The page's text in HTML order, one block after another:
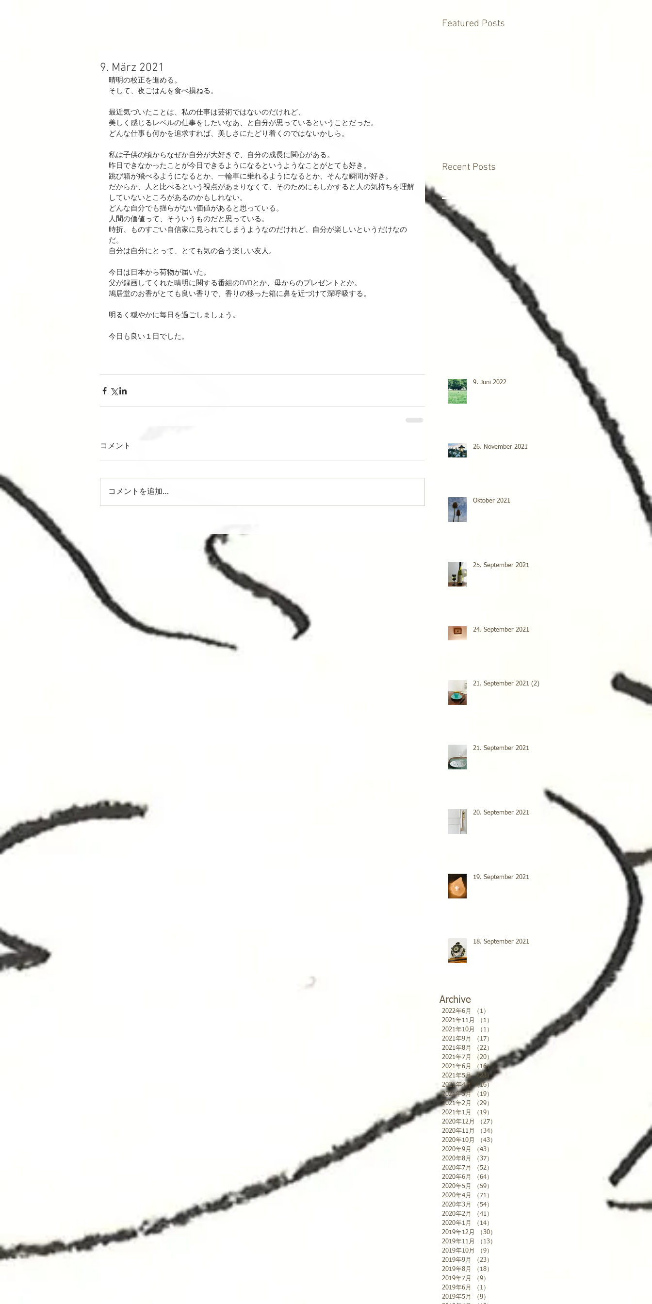
Featured Posts
9. März 2021
晴明の校正を進める。
そして、夜ごはんを食べ損ねる。
最近気づいたことは、私の仕事は芸術ではないのだけれど、
美しく感じるレベルの仕事をしたいなあ、と自分が思っているということだった。
どんな仕事も何かを追求すれば、美しさにたどり着くのではないかしら。
私は子供の頃からなぜか自分が大好きで、自分の成長に関心がある。
昨日できなかったことが今日できるようになるというようなことがとても好き。
跳び箱が飛べるようになるとか、一輪車に乗れるようになるとか、そんな瞬間が好き。
だからか、人と比べるという視点があまりなくて、そのためにもしかすると人の気持ちを理解
していないところがあるのかもしれない。
どんな自分でも揺らがない価値があると思っている。
人間の価値って、そういうものだと思っている。
時折、ものすごい自信家に見られてしまうようなのだけれど、自分が楽しいというだけなの
だ。
自分は自分にとって、とても気の合う楽しい友人。
今日は日本から荷物が届いた。
父が録画してくれた晴明に関する番組のDVDとか、母からのプレゼントとか。
鳩居堂のお香がとても良い香りで、香りの移った箱に鼻を近づけて深呼吸する。
明るく穏やかに毎日を過ごしましょう。
今日も良い１日でした。
コメント
コメントを追加…
Recent Posts
9. Juni 2022
26. November 2021
Oktober 2021
25. September 2021
24. September 2021
21. September 2021 (2)
21. September 2021
20. September 2021
19. September 2021
18. September 2021
Archive
2022年6月 （1）
2021年11月
（1）
2021年10月
（1）
2021年9月
（17）
2021年8月
（22）
22件の記事
2021年7月
（20）
20件の記事
2021年6月
（16） 16件の記事
2021年5月 （23）23件の記事
2021年4月
（16）
2021年3月
（19）
2021年2月
（29）
2021年1月
（19）
2020年12月
（27）
2020年11月
（34）
2020年10月
（43）
2020年9月
（43）
2020年8月
（37）
2020年7月
（52）
2020年6月
（64）
2020年5月
（59）
2020年4月
（71）
2020年3月
（54）
2020年2月
（41）
2020年1月
（14）
2019年12月
（30）
2019年11月
（13）
2019年10月
（9）
2019年9月
（23）
2019年8月
（18）
2019年7月
（9）
2019年6月
（1）
2019年5月
（9）